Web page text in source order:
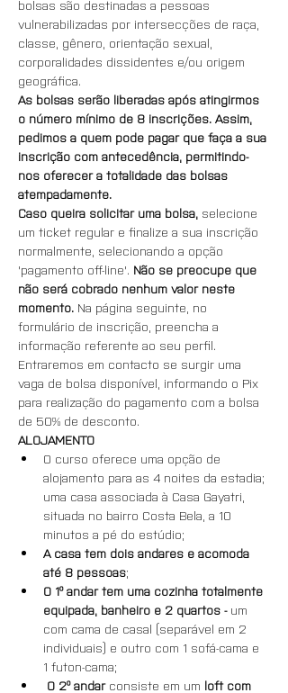
bolsas são destinadas a pessoas
vulnerabilizadas por intersecções de raça,
classe, gênero, orientação sexual,
corporalidades dissidentes e/ou origem
geográfica.
As bolsas serão liberadas após atingirmos
o número mínimo de 8 inscrições. Assim,
pedimos a quem pode pagar que faça a sua
inscrição com antecedência, permitindo-
nos oferecer a totalidade das bolsas
atempadamente.
Caso queira solicitar uma bolsa, selecione
um ticket regular e finalize a sua inscrição
normalmente, selecionando a opção
'pagamento off-line'. Não se preocupe que
não será cobrado nenhum valor neste
momento. Na página seguinte, no
formulário de inscrição, preencha a
informação referente ao seu perfil.
Entraremos em contacto se surgir uma
vaga de bolsa disponível, informando o Pix
para realização do pagamento com a bolsa
de 50% de desconto.
ALOJAMENTO
O curso oferece uma opção de
alojamento para as 4 noites da estadia;
uma casa associada à Casa Gayatri,
situada no bairro Costa Bela, a 10
minutos a pé do estúdio;
A casa tem dois andares e acomoda
até 8 pessoas;
O 1º andar tem uma cozinha totalmente
equipada, banheiro e 2 quartos - um
com cama de casal (separável em 2
individuais) e outro com 1 sofá-cama e
1 futon-cama;
O 2º andar consiste em um loft com